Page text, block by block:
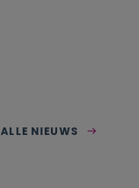
ALLE NIEUWS